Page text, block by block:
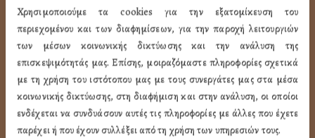
ΤΑ ΠΡΟΪΟΝΤΑ ΜΑΣ
Εικόνες Αγίων
Εικόνες Παναγίας
Εικόνες Χριστού
Εικόνες Παραστάσεων
Χρησιμοποιούμε τα cookies για την εξατομίκευση του
περιεχομένου και των διαφημίσεων, για την παροχή λειτουργιών
των μέσων κοινωνικής δικτύωσης και την ανάλυση της
επισκεψιμότητάς μας. Επίσης, μοιραζόμαστε πληροφορίες σχετικά
με τη χρήση του ιστότοπου μας με τους συνεργάτες μας στα μέσα
κοινωνικής δικτύωσης, στη διαφήμιση και στην ανάλυση, οι οποίοι
ενδέχεται να συνδυάσουν αυτές τις πληροφορίες με άλλες που έχετε
παρέχει ή που έχουν συλλέξει από τη χρήση των υπηρεσιών τους.